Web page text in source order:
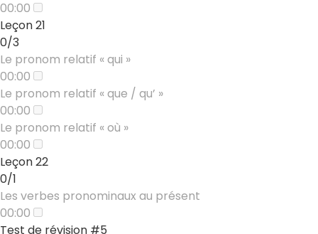
00:00
Leçon 21
0/3
Le pronom relatif « qui »
00:00
Le pronom relatif « que / qu’ »
00:00
Le pronom relatif « où »
00:00
Leçon 22
0/1
Les verbes pronominaux au présent
00:00
Test de révision #5